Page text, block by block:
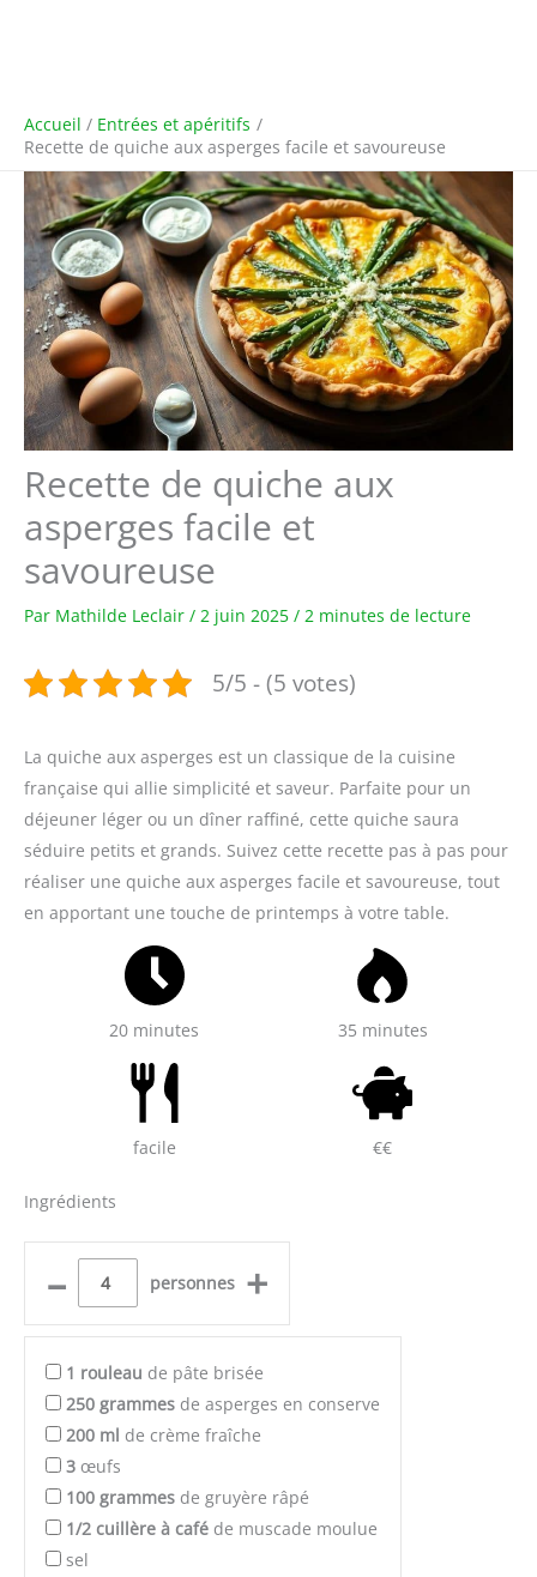
Accueil
Entrées et apéritifs
Recette de quiche aux asperges facile et savoureuse
Recette de quiche aux
asperges facile et
savoureuse
Par Mathilde Leclair / 2 juin 2025 / 2 minutes de lecture
5/5 - (5 votes)
La quiche aux asperges est un classique de la cuisine
française qui allie simplicité et saveur. Parfaite pour un
déjeuner léger ou un dîner raffiné, cette quiche saura
séduire petits et grands. Suivez cette recette pas à pas pour
réaliser une quiche aux asperges facile et savoureuse, tout
en apportant une touche de printemps à votre table.
20 minutes 35 minutes
facile €€
Ingrédients
– personnes +
1 rouleau de pâte brisée
250 grammes de asperges en conserve
200 ml de crème fraîche
3 œufs
100 grammes de gruyère râpé
1/2 cuillère à café de muscade moulue
sel